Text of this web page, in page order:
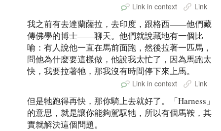
Link in context Link
我之前有去達蘭薩拉，去印度，跟格西——他們藏
傳佛學的博士——聊天。他們就說藏地有一個比
喻：有人說他一直在馬前面跑，然後拉著一匹馬，
問他為什麼要這樣做，他說我太忙了，因為馬跑太
快，我要拉著牠，那我沒有時間停下來上馬。
Link in context Link
但是牠跑得再快，那你騎上去就好了。「Harness」
的意思，就是讓你能夠駕馭牠，所以有個馬鞍，其
實就解決這個問題。